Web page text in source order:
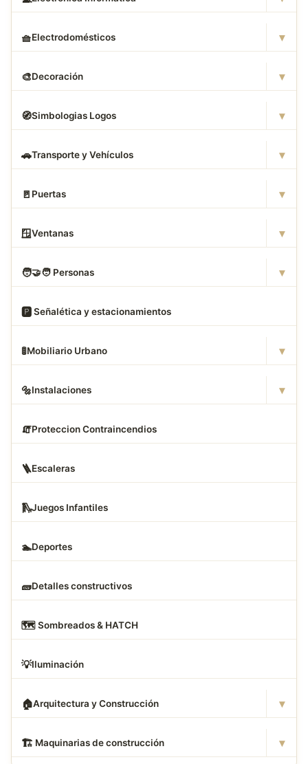
🧺Electrodomésticos ▾
🎨Decoración ▾
🧭Simbologias Logos ▾
🚗Transporte y Vehículos ▾
🚪 Puertas ▾
🪟Ventanas ▾
🧑‍🤝‍🧑 Personas ▾
🅿️ Señalética y estacionamientos
🚦Mobiliario Urbano ▾
🔩Instalaciones ▾
🧯Proteccion Contraincendios
🪜Escaleras
🛝Juegos Infantiles
🏊Deportes
🧱Detalles constructivos
🗺️ Sombreados & HATCH
💡Iluminación
🏠Arquitectura y Construcción ▾
🏗 ️ Maquinarias de construcción ▾